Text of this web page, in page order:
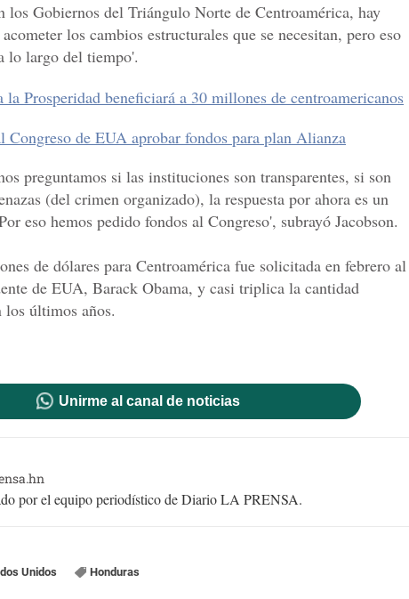
los Gobiernos del Triángulo Norte de Centroamérica, hay
los cambios estructurales que se necesitan, pero eso
lo largo del tiempo'.
la Prosperidad beneficiará a 30 millones de centroamericanos
Congreso de EUA aprobar fondos para plan Alianza
preguntamos si las instituciones son transparentes, si son
(del crimen organizado), la respuesta por ahora es un
eso hemos pedido fondos al Congreso', subrayó Jacobson.
de dólares para Centroamérica fue solicitada en febrero al
de EUA, Barack Obama, y casi triplica la cantidad
los últimos años.
Unirme al canal de noticias
por el equipo periodístico de Diario LA PRENSA.
Unidos Honduras